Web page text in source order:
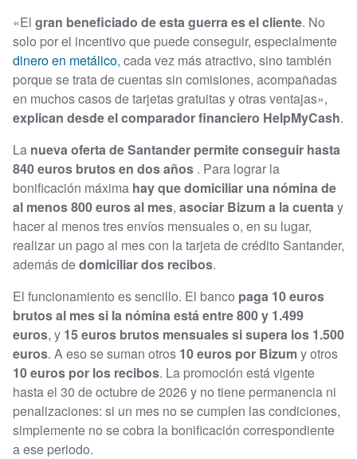
«El gran beneficiado de esta guerra es el cliente. No
solo por el incentivo que puede conseguir, especialmente
dinero en metálico, cada vez más atractivo, sino también
porque se trata de cuentas sin comisiones, acompañadas
en muchos casos de tarjetas gratuitas y otras ventajas»,
explican desde el comparador financiero HelpMyCash.
La nueva oferta de Santander permite conseguir hasta
840 euros brutos en dos años . Para lograr la
bonificación máxima hay que domiciliar una nómina de
al menos 800 euros al mes, asociar Bizum a la cuentay
hacer al menos tres envíos mensuales o, en su lugar,
realizar un pago al mes con la tarjeta de crédito Santander,
además dedomiciliar dos recibos.
El funcionamiento es sencillo. El banco paga 10 euros
brutos al mes si la nómina está entre 800 y 1.499
euros, y 15 euros brutos mensuales si supera los 1.500
euros. A eso se suman otros 10 euros por Bizumy otros
10 euros por los recibos. La promoción está vigente
hasta el 30 de octubre de 2026 y no tiene permanencia ni
penalizaciones: si un mes no se cumplen las condiciones,
simplemente no se cobra la bonificación correspondiente
a ese periodo.